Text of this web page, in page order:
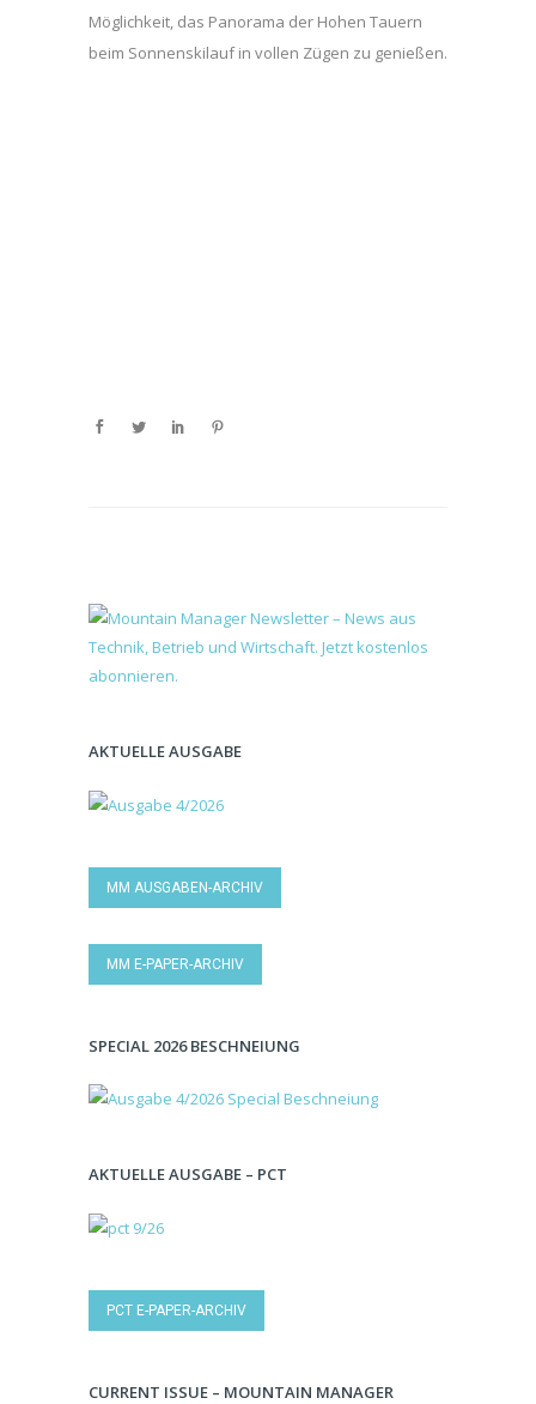
Möglichkeit, das Panorama der Hohen Tauern
beim Sonnenskilauf in vollen Zügen zu genießen.
AKTUELLE AUSGABE
MM AUSGABEN-ARCHIV
MM E-PAPER-ARCHIV
SPECIAL 2026 BESCHNEIUNG
AKTUELLE AUSGABE – PCT
PCT E-PAPER-ARCHIV
CURRENT ISSUE – MOUNTAIN MANAGER